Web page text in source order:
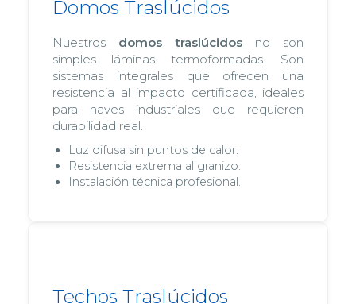
Nuestrosdomos traslúcidosno son
simples láminas termoformadas. Son
sistemas integrales que ofrecen una
resistencia al impacto certificada, ideales
para naves industriales que requieren
durabilidad real.
Luz difusa sin puntos de calor.
Resistencia extrema al granizo.